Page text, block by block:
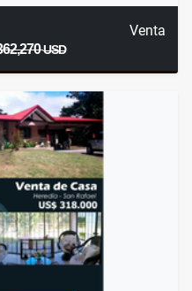
Venta
USD